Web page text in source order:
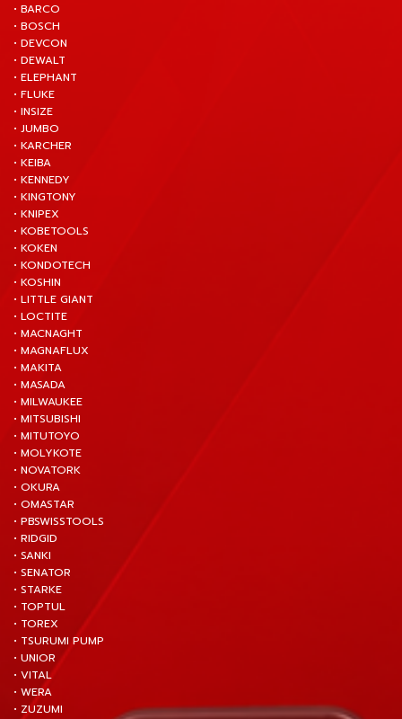
• BARCO
• BOSCH
• DEVCON
• DEWALT
• ELEPHANT
• FLUKE
• INSIZE
• JUMBO
• KARCHER
• KEIBA
• KENNEDY
• KINGTONY
• KNIPEX
• KOBETOOLS
• KOKEN
• KONDOTECH
• KOSHIN
• LITTLE GIANT
• LOCTITE
• MACNAGHT
• MAGNAFLUX
• MAKITA
• MASADA
• MILWAUKEE
• MITSUBISHI
• MITUTOYO
• MOLYKOTE
• NOVATORK
• OKURA
• OMASTAR
• PBSWISSTOOLS
• RIDGID
• SANKI
• SENATOR
• STARKE
• TOPTUL
• TOREX
• TSURUMI PUMP
• UNIOR
• VITAL
• WERA
• ZUZUMI